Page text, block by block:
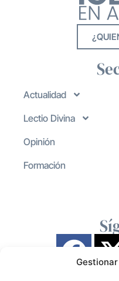
Actualidad
Lectio Divina
Opinión
Formación